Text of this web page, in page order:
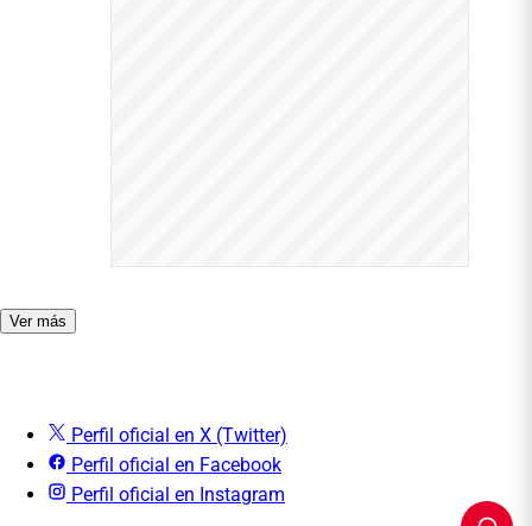
Ver más
Perfil oficial en X (Twitter)
Perfil oficial en Facebook
Perfil oficial en Instagram